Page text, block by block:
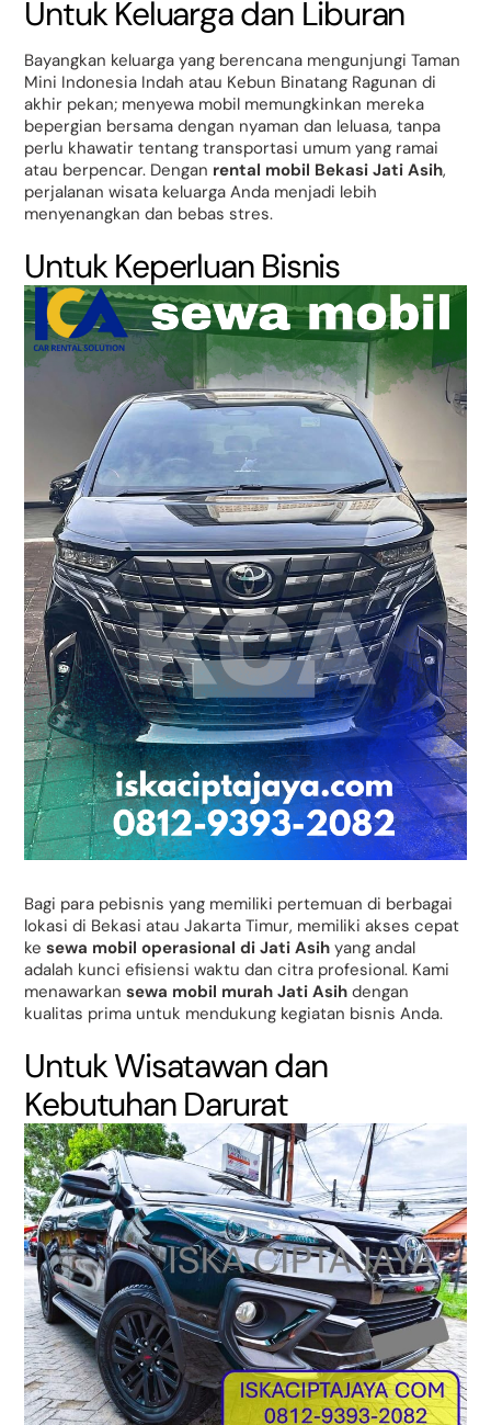
Untuk Keluarga dan Liburan
Bayangkan keluarga yang berencana mengunjungi Taman
Mini Indonesia Indah atau Kebun Binatang Ragunan di
akhir pekan; menyewa mobil memungkinkan mereka
bepergian bersama dengan nyaman dan leluasa, tanpa
perlu khawatir tentang transportasi umum yang ramai
atau berpencar. Dengan rental mobil Bekasi Jati Asih,
perjalanan wisata keluarga Anda menjadi lebih
menyenangkan dan bebas stres.
Untuk Keperluan Bisnis
Bagi para pebisnis yang memiliki pertemuan di berbagai
lokasi di Bekasi atau Jakarta Timur, memiliki akses cepat
kesewa mobil operasional di Jati Asih yang andal
adalah kunci efisiensi waktu dan citra profesional. Kami
menawarkansewa mobil murah Jati Asih dengan
kualitas prima untuk mendukung kegiatan bisnis Anda.
Untuk Wisatawan dan
Kebutuhan Darurat